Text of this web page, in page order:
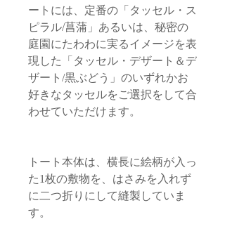
ートには、定番の「タッセル・ス
ピラル/菖蒲」あるいは、秘密の
庭園にたわわに実るイメージを表
現した「タッセル・デザート＆デ
ザート/黒ぶどう」のいずれかお
好きなタッセルをご選択をして合
わせていただけます。
トート本体は、横長に絵柄が入っ
た1枚の敷物を、はさみを入れず
に二つ折りにして縫製していま
す。